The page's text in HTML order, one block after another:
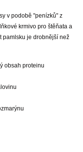
v podobě "penízků" z
krmivo pro štěňata a
pamlsku je drobnější než
obsah proteinu